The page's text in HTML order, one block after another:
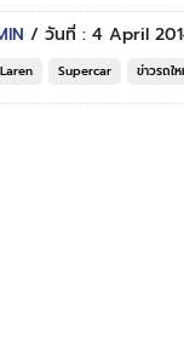
/ วันที่ : 4 April
Supercar ข่าวรถใ